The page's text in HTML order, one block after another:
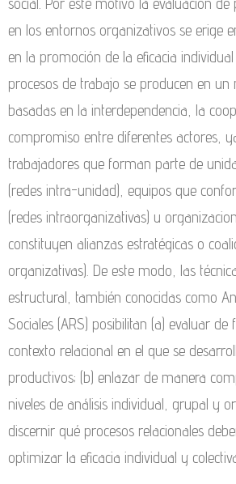
en los entornos organizativos se erige
en la promoción de la eficacia
procesos de trabajo se producen en un
basadas en la interdependencia, la
compromiso entre diferentes actores,
trabajadores que forman parte de
(redes intra-unidad), equipos que
(redes intraorganizativas) u
constituyen alianzas estratégicas o
organizativas). De este modo, las
estructural, también conocidas como
Sociales (ARS) posibilitan (a) evaluar
contexto relacional en el que se
productivos; (b) enlazar de manera
niveles de análisis individual, grupal y
discernir qué procesos relacionales
optimizar la eficacia individual y